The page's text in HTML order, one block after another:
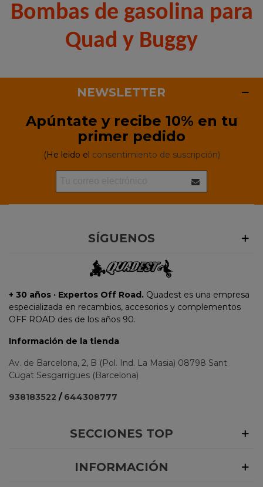
Bombas de gasolina para
Quad y Buggy
NEWSLETTER
Apúntate y recibe 10% en tu
primer pedido
(He leido el consentimiento de suscripción)
SÍGUENOS
+ 30 años · Expertos Off Road. Quadest es una empresa
especializada en recambios, accesorios y complementos
OFF ROAD des de los años 90.
Información de la tienda
Av. de Barcelona, 2, B (Pol. Ind. La Masia) 08798 Sant
Cugat Sesgarrigues (Barcelona)
938183522 / 644308777
SECCIONES TOP
INFORMACIÓN